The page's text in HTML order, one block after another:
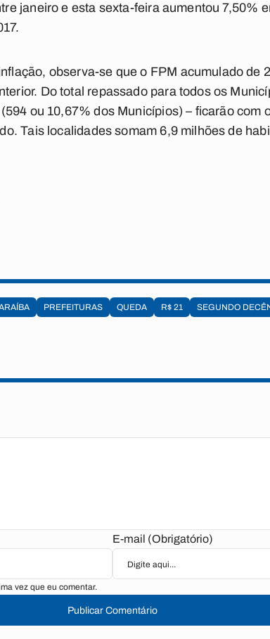
janeiro e esta sexta-feira aumentou 7,50%
observa-se que o FPM acumulado de
Do total repassado para todos os
ou 10,67% dos Municípios) – ficarão com
Tais localidades somam 6,9 milhões de
PREFEITURAS QUEDA R$ 21 SEGUNDO
E-mail (Obrigatório)
vez que eu comentar.
Publicar Comentário